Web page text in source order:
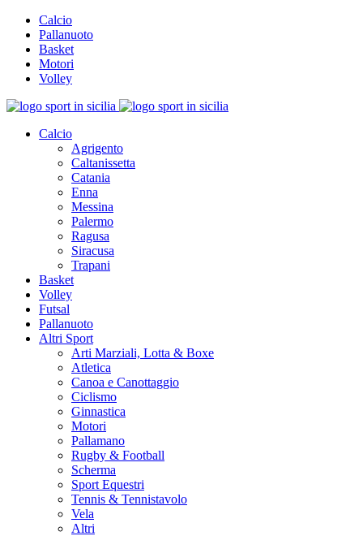
Calcio
Pallanuoto
Basket
Motori
Volley
Calcio
Agrigento
Caltanissetta
Catania
Enna
Messina
Palermo
Ragusa
Siracusa
Trapani
Basket
Volley
Futsal
Pallanuoto
Altri Sport
Arti Marziali, Lotta & Boxe
Atletica
Canoa e Canottaggio
Ciclismo
Ginnastica
Motori
Pallamano
Rugby & Football
Scherma
Sport Equestri
Tennis & Tennistavolo
Vela
Altri